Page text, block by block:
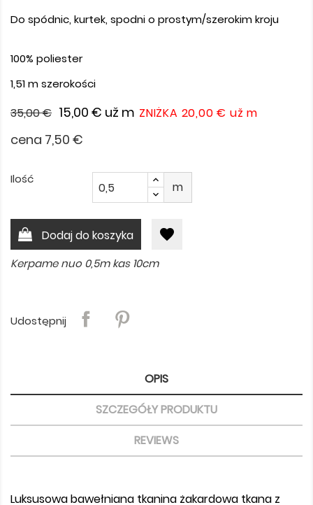
Do spódnic, kurtek, spodni o prostym/szerokim kroju
100% poliester
1,51 m szerokości
15,00 € už m ZNIŻKA 20,00 €už m
35,00 €
cena 7,50 €
Ilość
m
Dodaj do koszyka favorite
Kerpame nuo 0,5m kas 10cm
Udostępnij
OPIS
SZCZEGÓŁY PRODUKTU
REVIEWS
Luksusowa bawełniana tkanina żakardowa tkana z